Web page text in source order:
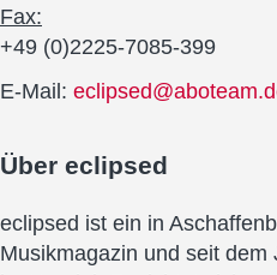
Fax:
+49 (0)2225-7085-399
E-Mail:
Über eclipsed
eclipsed ist ein in
Musikmagazin und seit